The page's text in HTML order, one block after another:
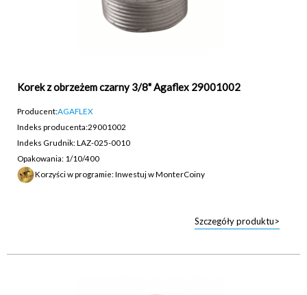
Korek z obrzeżem czarny 3/8" Agaflex 29001002
Producent:AGAFLEX
Indeks producenta:29001002
Indeks Grudnik: LAZ-025-0010
Opakowania: 1/10/400
Korzyści w programie: Inwestuj w MonterCoiny
Szczegóły produktu>